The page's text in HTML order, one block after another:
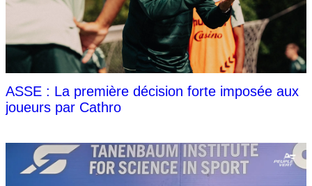
ASSE : La première décision forte imposée aux
joueurs par Cathro